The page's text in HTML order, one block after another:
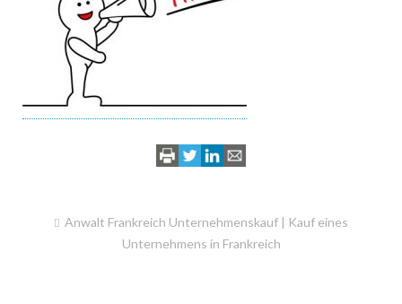
Beitragsnavigation
Anwalt Frankreich Unternehmenskauf | Kauf eines
Unternehmens in Frankreich